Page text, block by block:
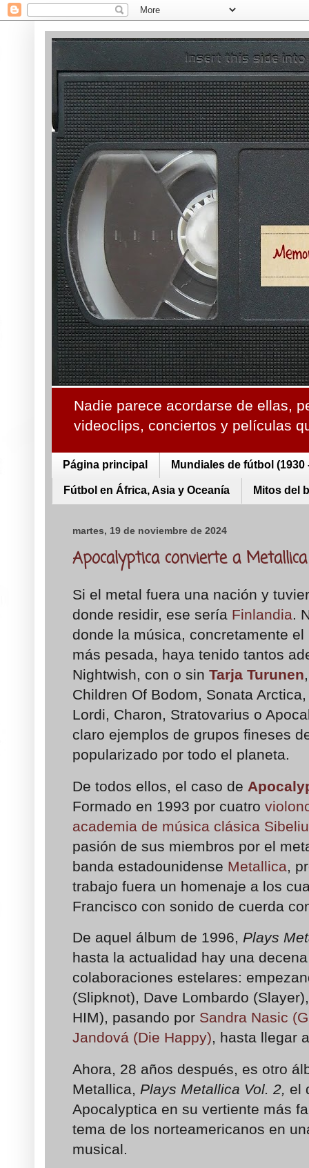
Nadie parece acordarse de ellas,
videoclips, conciertos y películas
Página principal Mundiales de fútbol (1930
Fútbol en África, Asia y Oceanía Mitos del
martes, 19 de noviembre de 2024
Apocalyptica convierte a
Si el metal fuera una nación y
donde residir, ese sería Finlandia.
donde la música, concretamente
más pesada, haya tenido tantos
Nightwish, con o sin Tarja Turunen
Children Of Bodom, Sonata
Lordi, Charon, Stratovarius o
claro ejemplos de grupos fineses
popularizado por todo el planeta.
De todos ellos, el caso de
Formado en 1993 por cuatro
academia de música clásica
pasión de sus miembros por el
banda estadounidense Metallica,
trabajo fuera un homenaje a los
Francisco con sonido de cuerda
De aquel álbum de 1996, Plays
hasta la actualidad hay una
colaboraciones estelares:
(Slipknot), Dave Lombardo
HIM), pasando por Sandra Nasic
Jandová (Die Happy), hasta llegar
Ahora, 28 años después, es otro
Metallica, Plays Metallica Vol. 2, el
Apocalyptica en su vertiente más
tema de los norteamericanos en
musical.